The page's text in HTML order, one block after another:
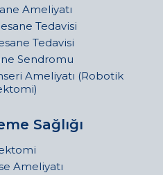
Ameliyatı
Tedavisi
Tedavisi
Sendromu
Ameliyatı (Robotik
Sağlığı
Ameliyatı